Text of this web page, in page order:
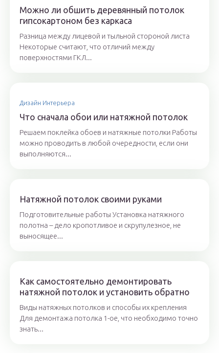
Можно ли обшить деревянный потолок
гипсокартоном без каркаса
Разница между лицевой и тыльной стороной листа
Некоторые считают, что отличий между
поверхностями ГКЛ...
Дизайн Интерьера
Что сначала обои или натяжной потолок
Решаем поклейка обоев и натяжные потолки Работы
можно проводить в любой очередности, если они
выполняются...
Натяжной потолок своими руками
Подготовительные работы Установка натяжного
полотна – дело кропотливое и скрупулезное, не
выносящее...
Как самостоятельно демонтировать
натяжной потолок и установить обратно
Виды натяжных потолков и способы их крепления
Для демонтажа потолка 1-ое, что необходимо точно
знать...